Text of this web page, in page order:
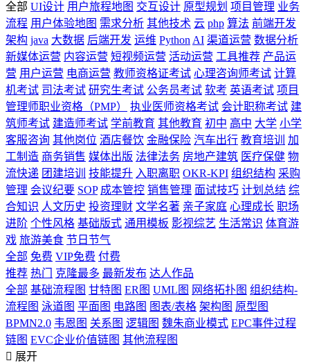
全部 UI设计 用户旅程地图 交互设计 原型规划 项目管理 业务
流程 用户体验地图 需求分析 其他技术 云 php 算法 前端开发
架构 java 大数据 后端开发 运维 Python AI 渠道运营 数据分析
新媒体运营 内容运营 短视频运营 活动运营 工具推荐 产品运
营 用户运营 电商运营 教师资格证考试 心理咨询师考试 计算
机考试 司法考试 研究生考试 公务员考试 软考 英语考试 项目
管理师职业资格（PMP）
执业医师资格考试 会计职称考试 建
筑师考试 建造师考试 学前教育 其他教育 初中 高中 大学 小学
客服咨询 其他岗位 酒店餐饮 金融保险 汽车出行 教育培训
加
工制造 商务销售 媒体出版 法律法务 房地产建筑 医疗保健 物
流快递 团建培训 技能提升 入职离职 OKR-KPI 组织结构 采购
管理 会议纪要 SOP 成本管控 销售管理 面试技巧 计划总结 综
合知识 人文历史 投资理财 文学名著 亲子家庭 心理成长 职场
进阶 个性风格 基础版式 通用模板 影视综艺 生活常识 体育游
戏 旅游美食 节日节气
全部 免费 VIP免费 付费
推荐 热门 克隆最多 最新发布 达人作品
全部 基础流程图 甘特图 ER图 UML图 网络拓扑图 组织结构-
流程图 泳道图 平面图 电路图 图表/表格 架构图 原型图
BPMN2.0 韦恩图 关系图 逻辑图 魏朱商业模式 EPC事件过程
链图 EVC企业价值链图 其他流程图
 展开